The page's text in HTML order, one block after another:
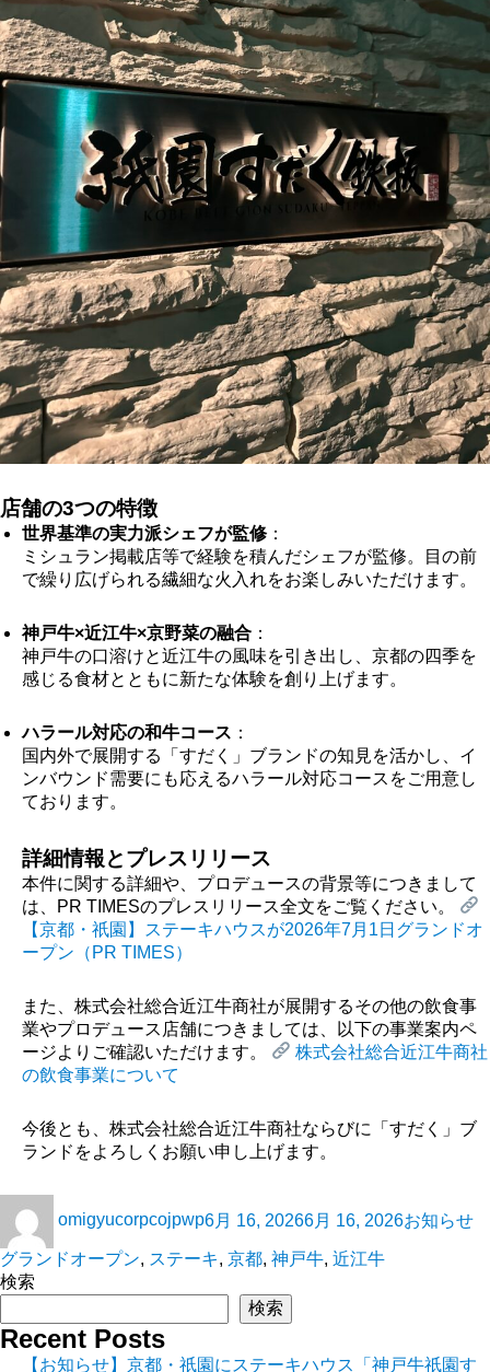
店舗の3つの特徴
世界基準の実力派シェフが監修 ：
ミシュラン掲載店等で経験を積んだシェフが監修。目の前
で繰り広げられる繊細な火入れをお楽しみいただけます。
神戸牛×近江牛×京野菜の融合 ：
神戸牛の口溶けと近江牛の風味を引き出し、京都の四季を
感じる食材とともに新たな体験を創り上げます。
ハラール対応の和牛コース ：
国内外で展開する「すだく」ブランドの知見を活かし、イ
ンバウンド需要にも応えるハラール対応コースをご用意し
ております。
詳細情報とプレスリリース
本件に関する詳細や、プロデュースの背景等につきまして
は、PR TIMESのプレスリリース全文をご覧ください。
【京都・祇園】ステーキハウスが2026年7月1日グランドオ
ープン（PR TIMES）
また、株式会社総合近江牛商社が展開するその他の飲食事
業やプロデュース店舗につきましては、以下の事業案内ペ
ージよりご確認いただけます。
株式会社総合近江牛商社
の飲食事業について
今後とも、株式会社総合近江牛商社ならびに「すだく」ブ
ランドをよろしくお願い申し上げます。
omigyucorpcojpwp6月 16, 20266月 16, 2026お知らせ
グランドオープン, ステーキ, 京都, 神戸牛, 近江牛
検索
検索
Recent Posts
【お知らせ】京都・祇園にステーキハウス「神戸牛祇園す